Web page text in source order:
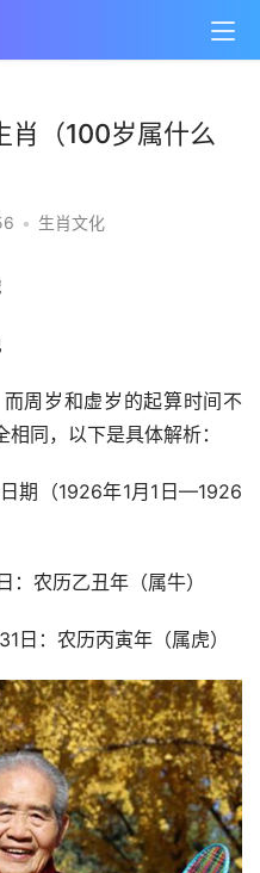
（100岁属什么
• 生肖文化
周岁和虚岁的起算时间不
同，以下是具体解析：
期（1926年1月1日—1926
农历乙丑年（属牛）
：农历丙寅年（属虎）